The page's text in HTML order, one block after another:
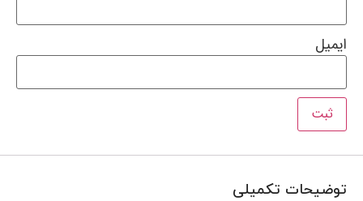
ایمیل
توضیحات تکمیلی